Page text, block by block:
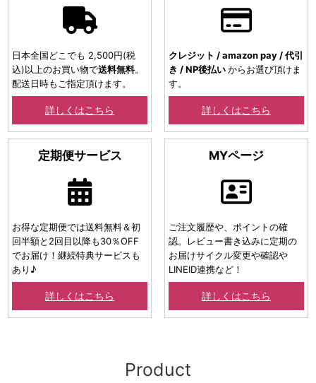
日本全国どこでも 2,500円(税
込)以上のお買い物で送料無料。
配送日時もご指定頂けます。
詳しくはこちら
クレジット / amazon pay / 代引
き / NP後払い からお選び頂けま
す。
詳しくはこちら
定期便サービス
お得な定期便では送料無料＆初
回半額と2回目以降も30％OFF
でお届け！継続特典サービスも
あり♪
詳しくはこちら
MYページ
ご注文履歴や、ポイントの確
認。レビュー書き込みに定期の
お届けサイクル変更や確認や
LINEID連携など！
詳しくはこちら
Product